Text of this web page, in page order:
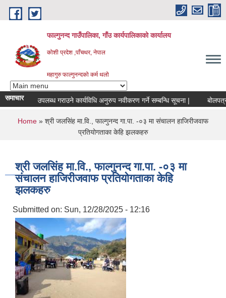
Skip to main content
फाल्गुनन्द गाउँपालिका, गाँउ कार्यपालिकाको कार्यालय
कोशी प्रदेश ,पाँचथर, नेपाल
महागुरु फाल्गुनन्दको कर्म थलो
समाचारखर्च उपलब्ध गराउने कार्यविधि अनुरुप नवीकरण गर्ने सम्बन्धि सूचना | बोलपत्र
You are here
Home » श्री जलसिंह मा.वि., फाल्गुनन्द गा.पा. -०३ मा संचालन हाजिरीजवाफ
प्रतियोगताका केहि झलकहरु
श्री जलसिंह मा.वि., फाल्गुनन्द गा.पा. -०३ मा
संचालन हाजिरीजवाफ प्रतियोगताका केहि
झलकहरु
Submitted on: Sun, 12/28/2025 - 12:16